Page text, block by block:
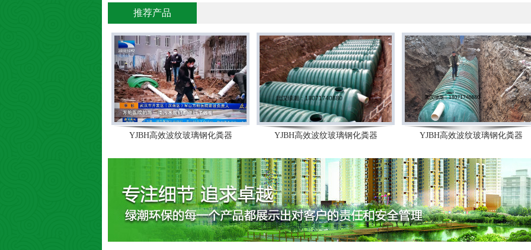
推荐产品
YJBH高效波纹玻璃钢化粪器 YJBH高效波纹玻璃钢化粪器 YJBH高效波纹玻璃钢化粪器
武汉化
小区是